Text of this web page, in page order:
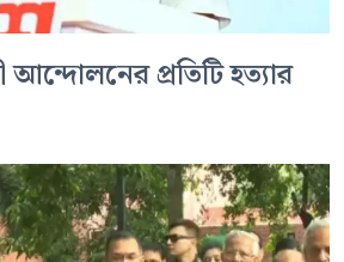
আন্দোলনের প্রতিটি হত্যার